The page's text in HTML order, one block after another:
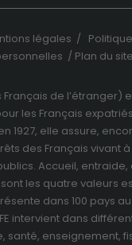
légales /
/ Plan du site
Français de l’étranger)
les Français
1927, elle assure,
des Français vivant
Accueil,
les quatre valeurs
dans 100 pays
intervient dans
santé, enseignement,